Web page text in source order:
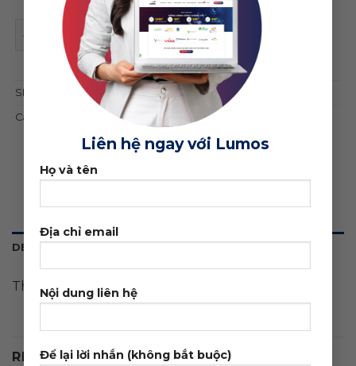
Liên hệ ngay với Lumos
Họ và tên
Địa chỉ email
Nội dung liên hệ
Để lại lời nhắn (không bắt buộc)
Theme wordpress tuyển dụng 01 quantity
ĐẶT MUA GIAO DIỆN
SKU:
Category:
DESCRIPTION
Theme wordpress tuyển dụng 01
RELATED PRODUCTS